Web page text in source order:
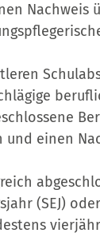
und einen
(SEJ)